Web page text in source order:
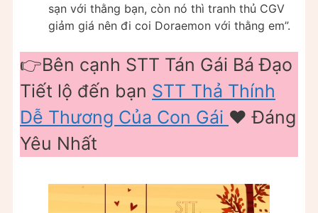
sạn với thằng bạn, còn nó thì tranh thủ CGV
giảm giá nên đi coi Doraemon với thằng em”.
👉Bên cạnh STT Tán Gái Bá Đạo
Tiết lộ đến bạn STT Thả Thính
Dễ Thương Của Con Gái ❤️️ Đáng
Yêu Nhất